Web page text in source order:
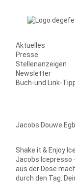
Aktuelles
Presse
Stellenanzeigen
Newsletter
Buch-und Link-
Jacobs Douwe
Shake it & Enjoy
Jacobs Icepresso
aus der Dose
durch den Tag.